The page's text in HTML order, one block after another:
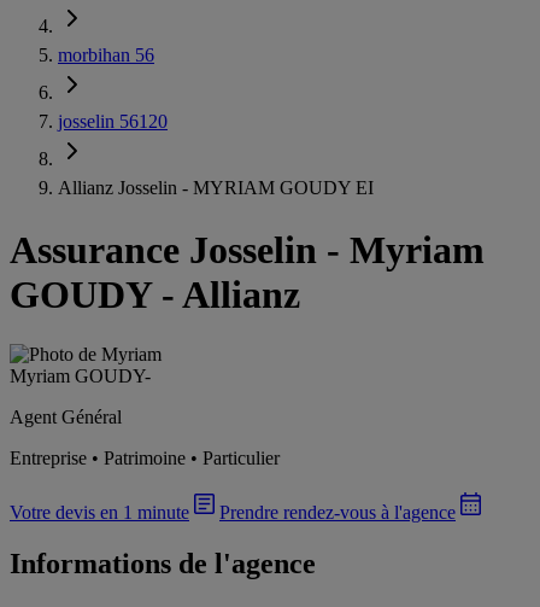
morbihan 56
josselin 56120
Allianz Josselin - MYRIAM GOUDY EI
Assurance Josselin - Myriam
GOUDY - Allianz
Myriam GOUDY-
Agent Général
Entreprise • Patrimoine • Particulier
Votre devis en 1 minute Prendre rendez-vous à l'agence
Informations de l'agence